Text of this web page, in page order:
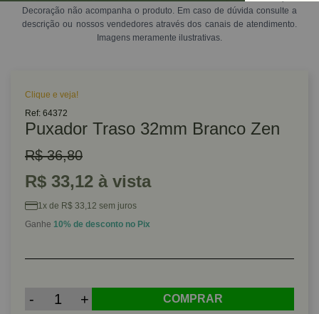
Decoração não acompanha o produto. Em caso de dúvida consulte a
descrição ou nossos vendedores através dos canais de atendimento.
Imagens meramente ilustrativas.
Clique e veja!
Ref: 64372
Puxador Traso 32mm Branco Zen
R$ 36,80
R$ 33,12 à vista
1x de R$ 33,12 sem juros
Ganhe 10% de desconto no Pix
- + COMPRAR